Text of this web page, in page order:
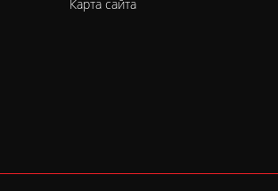
Карта сайта